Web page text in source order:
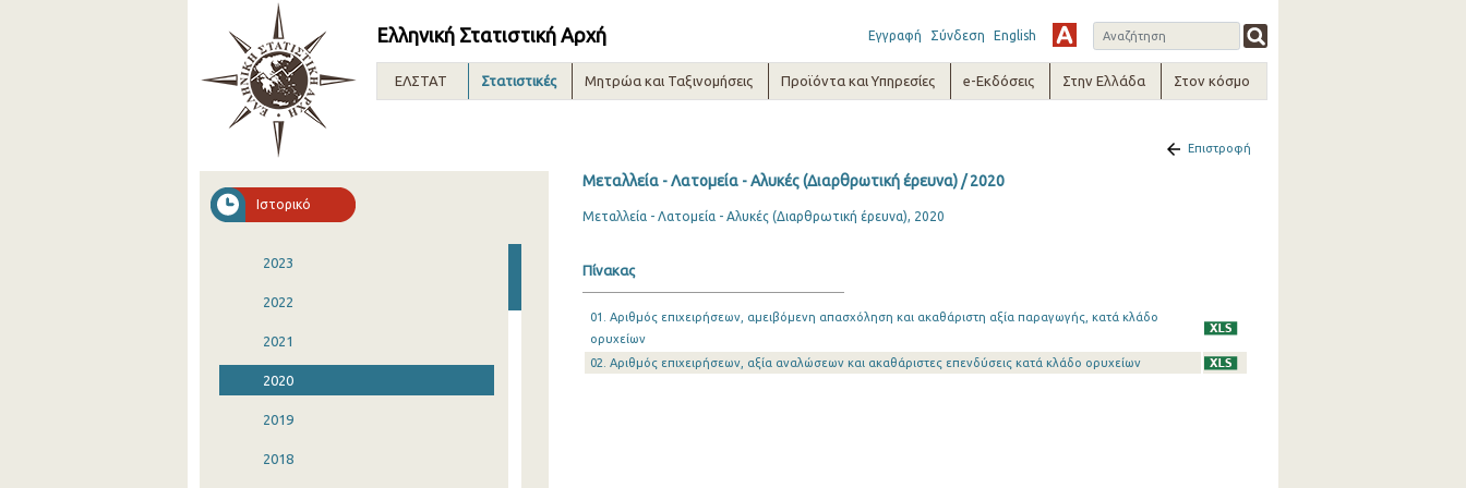
Ελληνική Στατιστική Αρχή Εγγραφή Σύνδεση English
ΕΛΣΤΑΤ Στατιστικές Μητρώα και Ταξινομήσεις Προϊόντα και Υπηρεσίες e-Εκδόσεις Στην Ελλάδα Στον κόσμο
Ιστορικό
2023
2022
2021
2020
2019
2018
Επιστροφή
Μεταλλεία - Λατομεία - Αλυκές (Διαρθρωτική έρευνα) / 2020
Μεταλλεία - Λατομεία - Αλυκές (Διαρθρωτική έρευνα), 2020
Πίνακας
01. Αριθμός επιχειρήσεων, αμειβόμενη απασχόληση και ακαθάριστη αξία παραγωγής, κατά κλάδο
ορυχείων
02. Αριθμός επιχειρήσεων, αξία αναλώσεων και ακαθάριστες επενδύσεις κατά κλάδο ορυχείων